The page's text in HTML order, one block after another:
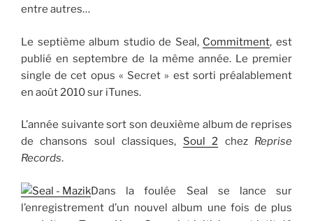
entre autres…
Le septième album studio de Seal, Commitment, est
publié en septembre de la même année. Le premier
single de cet opus « Secret » est sorti préalablement
en août 2010 sur iTunes.
L’année suivante sort son deuxième album de reprises
de chansons soul classiques, Soul 2 chez Reprise
Records.
Dans la foulée Seal se lance sur
l’enregistrement d’un nouvel album une fois de plus